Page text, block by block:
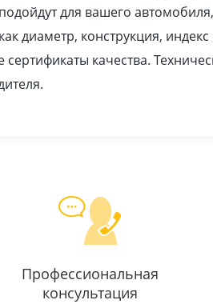
для вашего
диаметр, конструкция,
качества.
Профессиональная
консультация